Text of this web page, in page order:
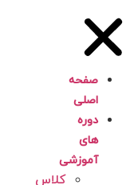
صفحه
اصلی
دوره
های
آموزشی
کلاس